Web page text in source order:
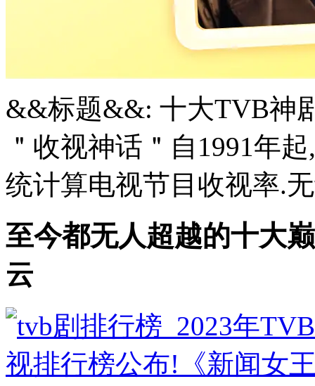
&&标题&&: 十大TVB神
＂收视神话＂自1991年
统计算电视节目收视率.
至今都无人超越的十大
云